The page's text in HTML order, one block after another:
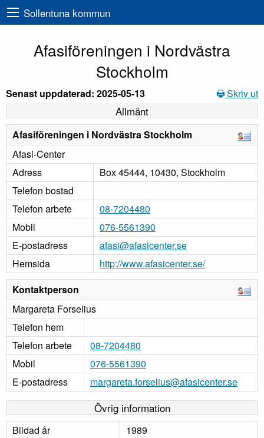
Sollentuna kommun
Afasiföreningen i Nordvästra
Stockholm
Senast uppdaterad: 2025-05-13 Skriv ut
Allmänt
Afasiföreningen i Nordvästra Stockholm
Afasi-Center
Adress
Box 45444, 10430, Stockholm
Telefon bostad
Telefon arbete
08-7204480
Mobil
076-5561390
E-postadress
afasi@afasicenter.se
Hemsida
http://www.afasicenter.se/
Kontaktperson
Margareta Forselius
Telefon hem
Telefon arbete
08-7204480
Mobil
076-5561390
E-postadress
margareta.forselius@afasicenter.se
Övrig information
Bildad år
1989